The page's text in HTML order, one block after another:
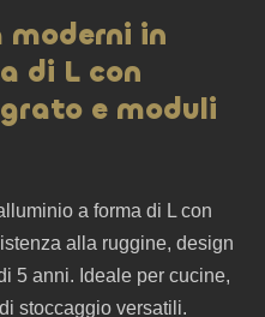
moderni in
di L con
e moduli
a forma di L con
alla ruggine, design
5 anni. Ideale per cucine,
stoccaggio versatili.